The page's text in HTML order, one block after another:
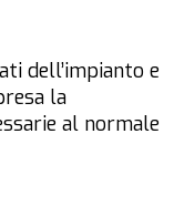
dell’impianto e
la
al normale